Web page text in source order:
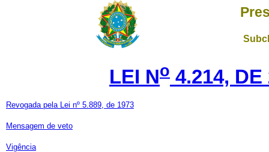
LEI No 4.214,
Revogada pela Lei nº 5.889, de 1973
Mensagem de veto
Vigência